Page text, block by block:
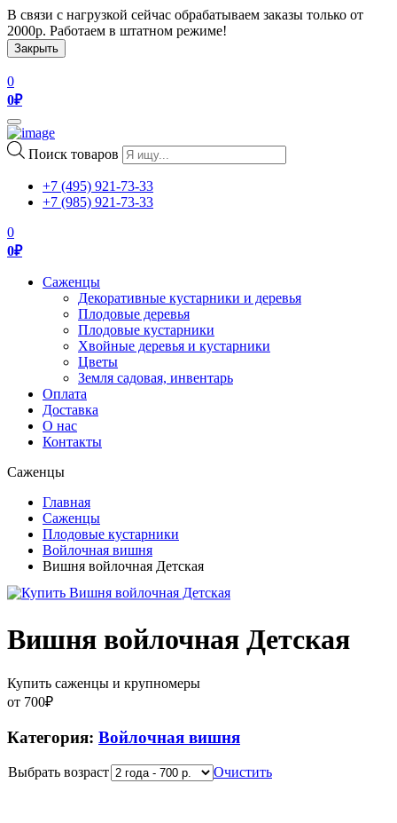
В связи с нагрузкой сейчас обрабатываем заказы только от
2000р. Работаем в штатном режиме!
Закрыть
0
0₽
Toggle
navigation
Поиск товаров
+7 (495) 921-73-33
+7 (985) 921-73-33
0
0₽
Саженцы
Декоративные кустарники и деревья
Плодовые деревья
Плодовые кустарники
Хвойные деревья и кустарники
Цветы
Земля садовая, инвентарь
Оплата
Доставка
О нас
Контакты
Саженцы
Главная
Саженцы
Плодовые кустарники
Войлочная вишня
Вишня войлочная Детская
Вишня войлочная Детская
Купить саженцы и крупномеры
от 700₽
Категория: Войлочная вишня
Выбрать возраст Очистить